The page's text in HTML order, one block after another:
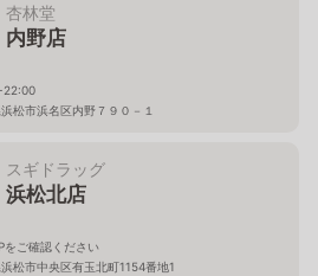
杏林堂
内野店
22:00
松市浜名区内野７９０－１
スギドラッグ
浜松北店
をご確認ください
松市中央区有玉北町1154番地1